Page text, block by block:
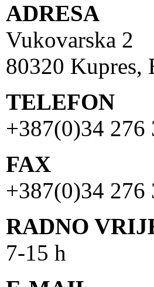
ADRESA
Vukovarska 2
80320 Kupres,
TELEFON
+387(0)34 276
FAX
+387(0)34 276
RADNO
7-15 h